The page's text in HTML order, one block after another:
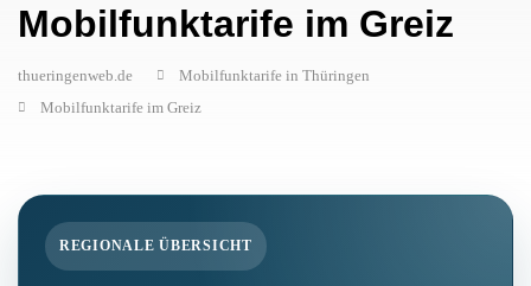
Mobilfunktarife im Greiz
thueringenweb.de
Mobilfunktarife in Thüringen
Mobilfunktarife im Greiz
REGIONALE ÜBERSICHT